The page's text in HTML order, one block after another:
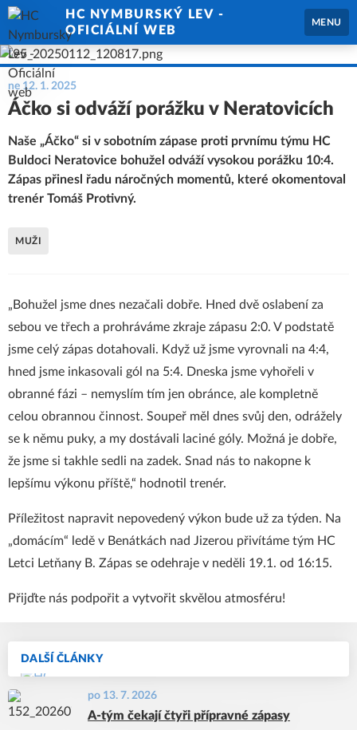
HC NYMBURSKÝ LEV -
OFICIÁLNÍ WEB
MENU
DALŠÍ ČLÁNKY
po 13. 7. 2026
A-tým čekají čtyři přípravné zápasy
ne 12. 1. 2025
Áčko si odváží porážku v Neratovicích
Naše „Áčko“ si v sobotním zápase proti prvnímu týmu HC
Buldoci Neratovice bohužel odváží vysokou porážku 10:4.
Zápas přinesl řadu náročných momentů, které okomentoval
trenér Tomáš Protivný.
MUŽI
„Bohužel jsme dnes nezačali dobře. Hned dvě oslabení za
sebou ve třech a prohráváme zkraje zápasu 2:0. V podstatě
jsme celý zápas dotahovali. Když už jsme vyrovnali na 4:4,
hned jsme inkasovali gól na 5:4. Dneska jsme vyhořeli v
obranné fázi – nemyslím tím jen obránce, ale kompletně
celou obrannou činnost. Soupeř měl dnes svůj den, odrážely
se k němu puky, a my dostávali laciné góly. Možná je dobře,
že jsme si takhle sedli na zadek. Snad nás to nakopne k
lepšímu výkonu příště,“ hodnotil trenér.
Příležitost napravit nepovedený výkon bude už za týden. Na
„domácím“ ledě v Benátkách nad Jizerou přivítáme tým HC
Letci Letňany B. Zápas se odehraje v neděli 19.1. od 16:15.
Přijďte nás podpořit a vytvořit skvělou atmosféru!